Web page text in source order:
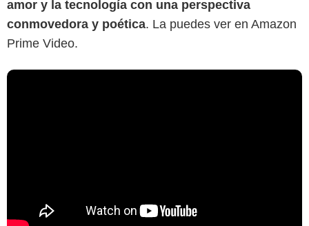
amor y la tecnología con una perspectiva
conmovedora y poética. La puedes ver en Amazon
Prime Video.